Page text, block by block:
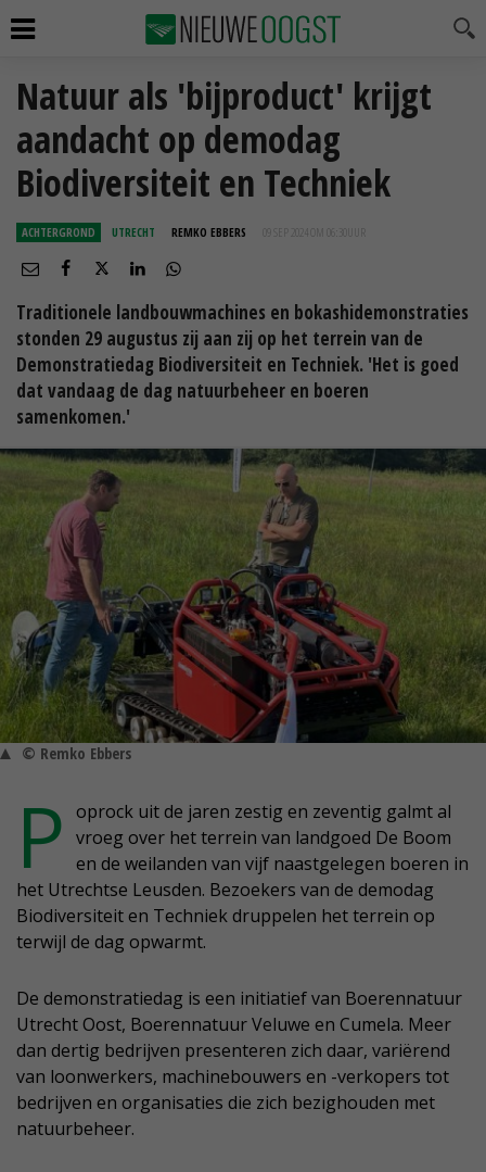
Natuur als 'bijproduct' krijgt
aandacht op demodag
Biodiversiteit en Techniek
ACHTERGROND UTRECHT REMKO EBBERS 09 SEP 2024 OM 06:30
Traditionele landbouwmachines en bokashidemonstraties
stonden 29 augustus zij aan zij op het terrein van de
Demonstratiedag Biodiversiteit en Techniek. 'Het is goed
dat vandaag de dag natuurbeheer en boeren
samenkomen.'
© Remko Ebbers
P oprock uit de jaren zestig en zeventig galmt al
vroeg over het terrein van landgoed De Boom
en de weilanden van vijf naastgelegen boeren in
het Utrechtse Leusden. Bezoekers van de demodag
Biodiversiteit en Techniek druppelen het terrein op
terwijl de dag opwarmt.
De demonstratiedag is een initiatief van Boerennatuur
Utrecht Oost, Boerennatuur Veluwe en Cumela. Meer
dan dertig bedrijven presenteren zich daar, variërend
van loonwerkers, machinebouwers en -verkopers tot
bedrijven en organisaties die zich bezighouden met
natuurbeheer.